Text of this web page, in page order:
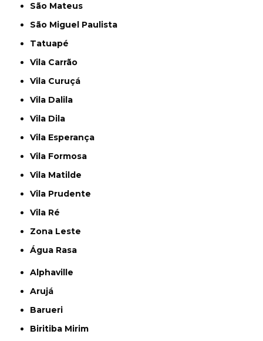
São Mateus
São Miguel Paulista
Tatuapé
Vila Carrão
Vila Curuçá
Vila Dalila
Vila Dila
Vila Esperança
Vila Formosa
Vila Matilde
Vila Prudente
Vila Ré
Zona Leste
Água Rasa
Alphaville
Arujá
Barueri
Biritiba Mirim